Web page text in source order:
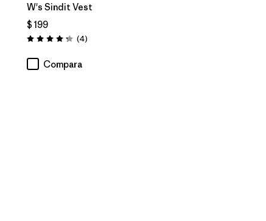
W's Sindit Vest
$ 199
Valoración: 4.3 / 5
(4Comentarios
)
Compara